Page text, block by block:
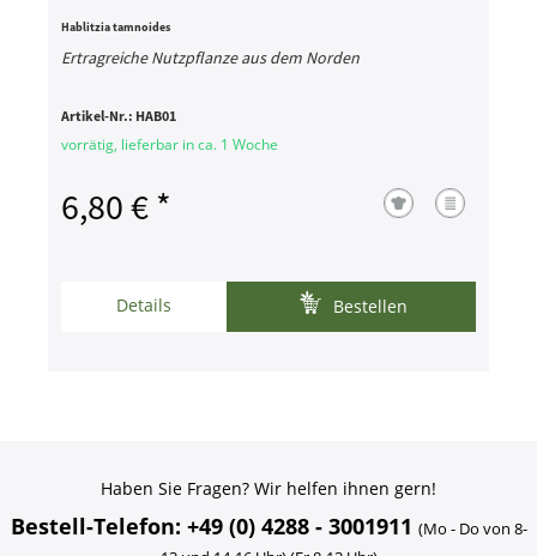
Hablitzia tamnoides
Ertragreiche Nutzpflanze aus dem Norden
Artikel-Nr.: HAB01
vorrätig, lieferbar in ca. 1 Woche
6,80 € *
Details Bestellen
Haben Sie Fragen? Wir helfen ihnen gern!
Bestell-Telefon: +49 (0) 4288 - 3001911 (Mo - Do von 8-